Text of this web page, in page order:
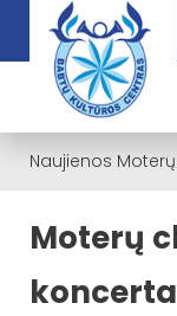
Naujienos
Moterų